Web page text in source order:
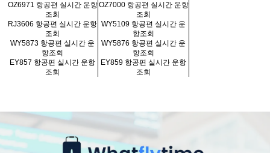
OZ6971 항공편 실시간 운항
조회
OZ7000 항공편 실시간 운항
조회
RJ3606 항공편 실시간 운항
조회
WY5109 항공편 실시간 운
항조회
WY5873 항공편 실시간 운
항조회
WY5876 항공편 실시간 운
항조회
EY857 항공편 실시간 운항
조회
EY859 항공편 실시간 운항
조회